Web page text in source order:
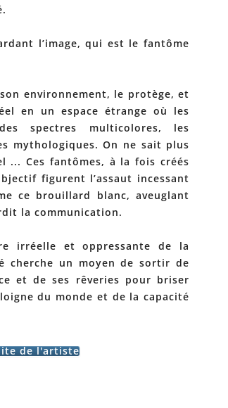
l’image, qui est le fantôme
environnement, le protège, et
en un espace étrange où les
spectres multicolores, les
mythologiques. On ne sait plus
... Ces fantômes, à la fois créés
figurent l’assaut incessant
ce brouillard blanc, aveuglant
la communication.
irréelle et oppressante de la
cherche un moyen de sortir de
et de ses rêveries pour briser
du monde et de la capacité
de l'artiste